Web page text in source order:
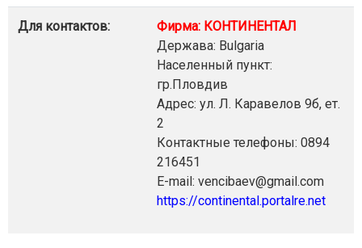
Для контактов:
Фирма: КОНТИНЕНТАЛ
Держава: Bulgaria
Населенный пункт:
гр.Пловдив
Адрес: ул. Л. Каравелов 9б, ет.
2
Контактные телефоны: 0894
216451
E-mail: vencibaev@gmail.com
https://continental.portalre.net